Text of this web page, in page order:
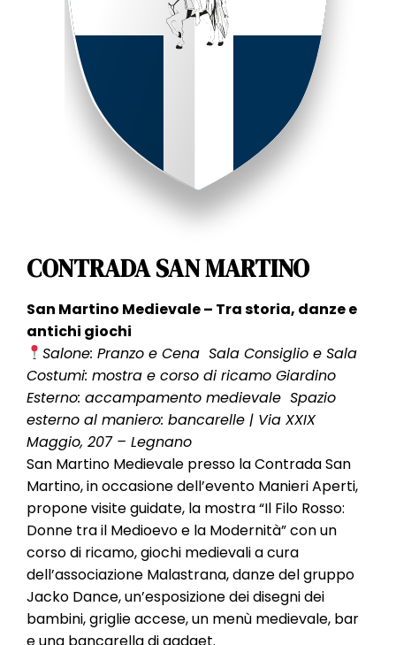
CONTRADA SAN MARTINO
San Martino Medievale – Tra storia, danze e
antichi giochi
Salone: Pranzo e Cena Sala Consiglio e Sala
Costumi: mostra e corso di ricamo Giardino
Esterno: accampamento medievale Spazio
esterno al maniero: bancarelle | Via XXIX
Maggio, 207 – Legnano
San Martino Medievale presso la Contrada San
Martino, in occasione dell’evento Manieri Aperti,
propone visite guidate, la mostra “Il Filo Rosso:
Donne tra il Medioevo e la Modernità” con un
corso di ricamo, giochi medievali a cura
dell’associazione Malastrana, danze del gruppo
Jacko Dance, un’esposizione dei disegni dei
bambini, griglie accese, un menù medievale, bar
e una bancarella di gadget.